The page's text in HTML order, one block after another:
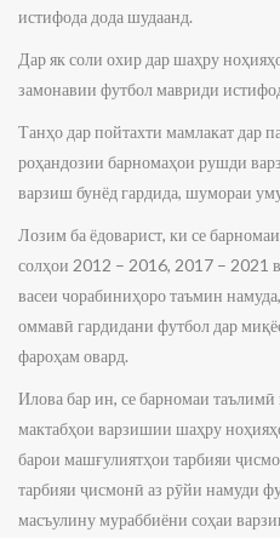
истифода дода шудаанд.
Дар як соли охир дар шаҳру
замонавии футбол мавриди
Танҳо дар пойтахти мамлакат дар
роҳандозии барномаҳои рушди
варзиш бунёд гардида, шумораи
Лозим ба ёдоварист, ки се
солҳои 2012 – 2016, 2017 – 2021
васеи чорабиниҳоро таъмин
оммавӣ гардидани футбол дар
фароҳам овард.
Илова бар ин, се барномаи
мактабҳои варзишии шаҳру
барои машғулиятҳои тарбияи
тарбияи ҷисмонӣ аз рӯйи намуди
масъулину мураббиёни соҳаи